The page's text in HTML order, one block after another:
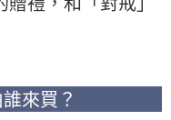
來買？